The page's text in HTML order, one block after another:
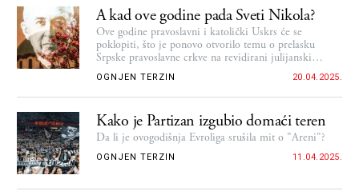
A kad ove godine pada Sveti Nikola?
Ove godine pravoslavni i katolički Uskrs će se
poklopiti, što je ponovo otvorilo temu o prelasku
Srpske pravoslavne crkve na revidirani julijanski
kalendar Milutina Milankovića. Potencijalna promena
datuma krsne slave samo je jedna u nizu kočnica koji
sprečavaju "pomirenje" kalendara. Koje su ostale?
OGNJEN TERZIN 20.04.2025.
Kako je Partizan izgubio domaći teren
Da li je ovogodišnja Evroliga srušila mit o "Areni"?
OGNJEN TERZIN 11.04.2025.